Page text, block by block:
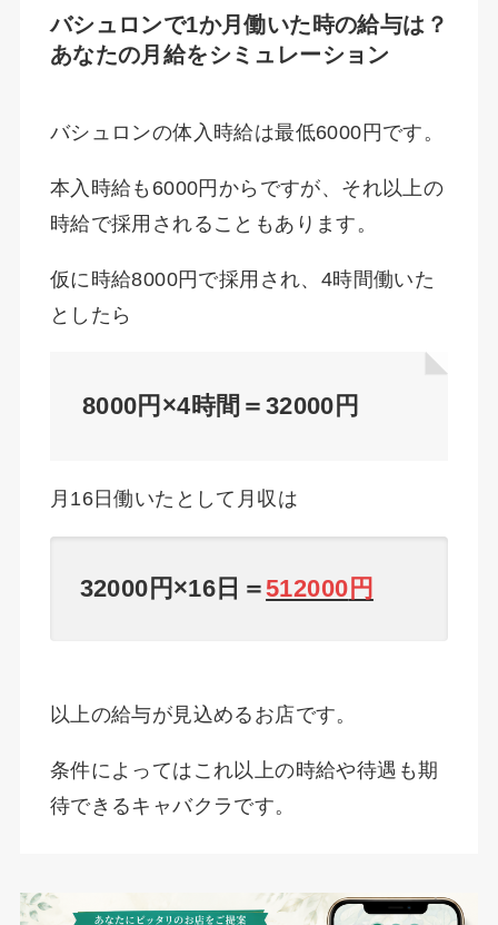
バシュロンで1か月働いた時の給与は？
あなたの月給をシミュレーション
バシュロンの体入時給は最低6000円です。
本入時給も6000円からですが、それ以上の
時給で採用されることもあります。
仮に時給8000円で採用され、4時間働いた
としたら
8000円×4時間＝32000円
月16日働いたとして月収は
32000円×16日＝512000 円
以上の給与が見込めるお店です。
条件によってはこれ以上の時給や待遇も期
待できるキャバクラです。